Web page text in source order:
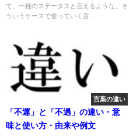
て、一種のステータスと言えるような、そ
ういうケースで使っていく言...
言葉の違い
「不運」と「不遇」の違い・意
味と使い方・由来や例文